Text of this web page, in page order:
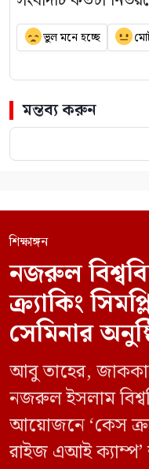
ভুল মনে হচ্ছে
মন্তব্য করুন
শিক্ষাঙ্গন
নজরুল
ক্র্যাকিং
সেমিনার
আবু তাহের,
নজরুল ইসলাম
আয়োজনে ‘কেস
রাইজ এআই ক্যাম্প’